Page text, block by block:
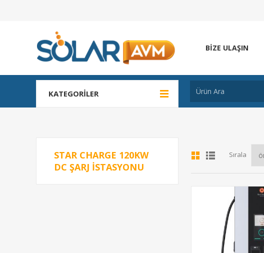
BIZE ULAŞIN
KATEGORILER
Sırala
STAR CHARGE 120KW
DC ŞARJ ISTASYONU